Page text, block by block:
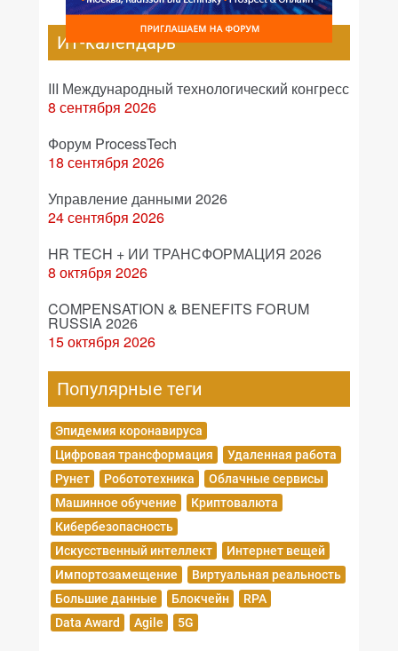
ИТ-календарь
III Международный технологический конгресс
8 сентября 2026
Форум ProcessTech
18 сентября 2026
Управление данными 2026
24 сентября 2026
HR TECH + ИИ ТРАНСФОРМАЦИЯ 2026
8 октября 2026
COMPENSATION & BENEFITS FORUM
RUSSIA 2026
15 октября 2026
Популярные теги
Эпидемия коронавируса
Цифровая трансформация
Удаленная работа
Рунет
Робототехника
Облачные сервисы
Машинное обучение
Криптовалюта
Кибербезопасность
Искусственный интеллект
Интернет вещей
Импортозамещение
Виртуальная реальность
Большие данные
Блокчейн
RPA
Data Award
Agile 5G